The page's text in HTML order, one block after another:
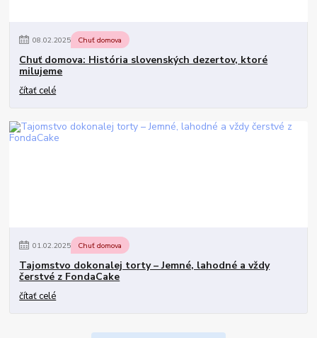
08.02.2025 Chuť domova
Chuť domova: História slovenských dezertov, ktoré
milujeme
čítať celé
01.02.2025 Chuť domova
Tajomstvo dokonalej torty – Jemné, lahodné a vždy
čerstvé z FondaCake
čítať celé